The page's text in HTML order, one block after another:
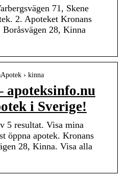
71, Skene
2. Apoteket Kronans
28, Kinna
› kinna
apoteksinfo.nu
i Sverige!
5 resultat. Visa mina
öppna apotek. Kronans
28, Kinna. Visa alla